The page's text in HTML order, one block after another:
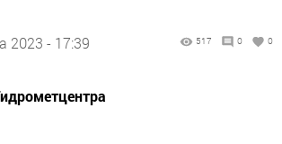
2023 - 17:39 517 0 0